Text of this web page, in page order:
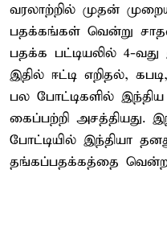
வரலாற்றில் முதன்
பதக்கங்கள் வென்று
பதக்க பட்டியலில் 4-வது
இதில் ஈட்டி எறிதல்,
பல போட்டிகளில்
கைப்பற்றி அசத்தியது.
போட்டியில் இந்தியா
தங்கப்பதக்கத்தை